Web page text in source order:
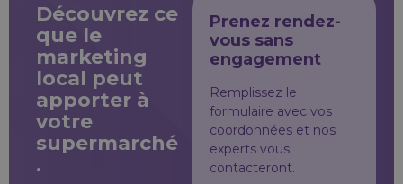
Découvrez ce
que le
marketing
local peut
apporter à
votre
supermarché
.
Prenez rendez-
vous sans
engagement
Remplissez le
formulaire avec vos
coordonnées et nos
experts vous
contacteront.